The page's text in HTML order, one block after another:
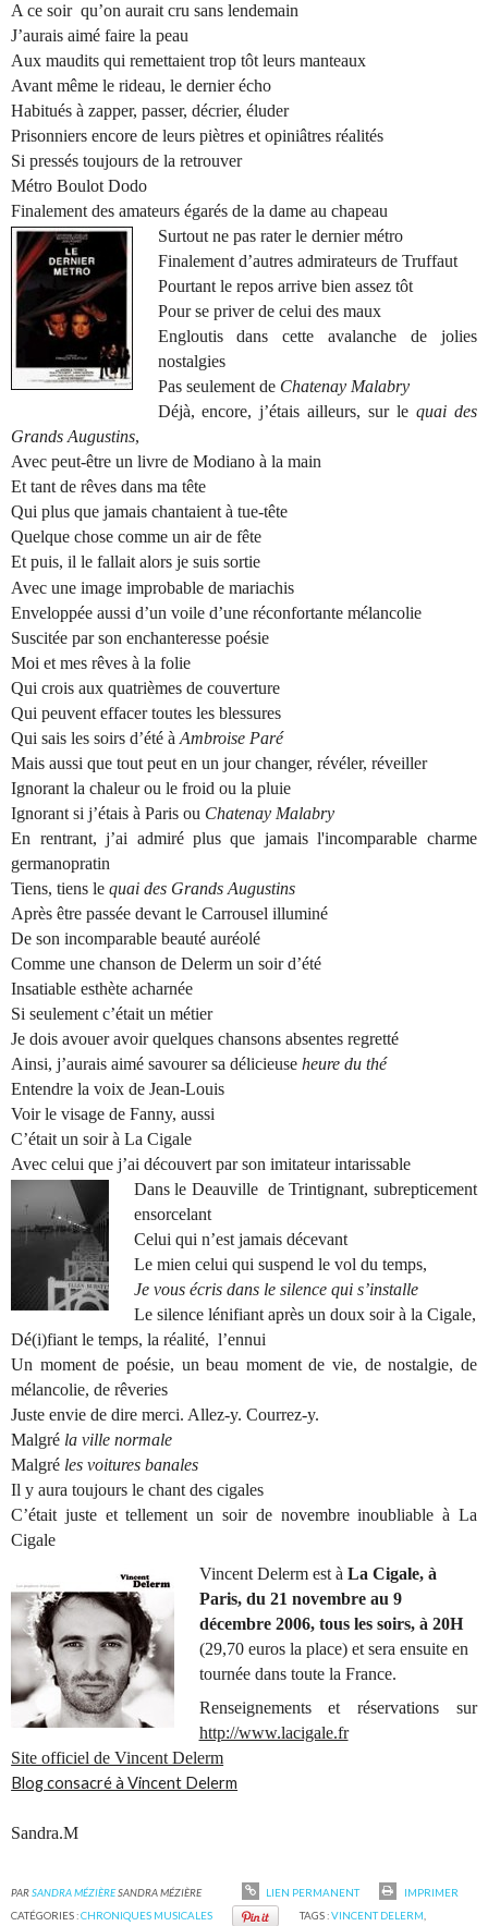
A ce soir qu’on aurait cru sans lendemain
J’aurais aimé faire la peau
Aux maudits qui remettaient trop tôt leurs manteaux
Avant même le rideau, le dernier écho
Habitués à zapper, passer, décrier, éluder
Prisonniers encore de leurs piètres et opiniâtres réalités
Si pressés toujours de la retrouver
Métro Boulot Dodo
Finalement des amateurs égarés de la dame au chapeau
Surtout ne pas rater le dernier métro
Finalement d’autres admirateurs de Truffaut
Pourtant le repos arrive bien assez tôt
Pour se priver de celui des maux
Engloutis dans cette avalanche de jolies
nostalgies
Pas seulement de Chatenay Malabry
Déjà, encore, j’étais ailleurs, sur le quai des
Grands Augustins,
Avec peut-être un livre de Modiano à la main
Et tant de rêves dans ma tête
Qui plus que jamais chantaient à tue-tête
Quelque chose comme un air de fête
Et puis, il le fallait alors je suis sortie
Avec une image improbable de mariachis
Enveloppée aussi d’un voile d’une réconfortante mélancolie
Suscitée par son enchanteresse poésie
Moi et mes rêves à la folie
Qui crois aux quatrièmes de couverture
Qui peuvent effacer toutes les blessures
Qui sais les soirs d’été àAmbroise Paré
Mais aussi que tout peut en un jour changer, révéler, réveiller
Ignorant la chaleur ou le froid ou la pluie
Ignorant si j’étais à Paris ou Chatenay Malabry
En rentrant, j’ai admiré plus que jamais l'incomparable charme
germanopratin
Tiens, tiens lequai des Grands Augustins
Après être passée devant le Carrousel illuminé
De son incomparable beauté auréolé
Comme une chanson de Delerm un soir d’été
Insatiable esthète acharnée
Si seulement c’était un métier
Je dois avouer avoir quelques chansons absentes regretté
Ainsi, j’aurais aimé savourer sa délicieuseheure du thé
Entendre la voix de Jean-Louis
Voir le visage de Fanny, aussi
C’était un soir à La Cigale
Avec celui que j’ai découvert par son imitateur intarissable
Dans le Deauville de Trintignant, subrepticement
ensorcelant
Celui qui n’est jamais décevant
Le mien celui qui suspend le vol du temps,
Je vous écris dans le silence qui s’installe
Le silence lénifiant après un doux soir à la Cigale,
Dé(i)fiant le temps, la réalité, l’ennui
Un moment de poésie, un beau moment de vie, de nostalgie, de
mélancolie, de rêveries
Juste envie de dire merci. Allez-y. Courrez-y.
Malgré la ville normale
Malgré les voitures banales
Il y aura toujours le chant des cigales
C’était juste et tellement un soir de novembre inoubliable à La
Cigale
Vincent Delerm est à La Cigale, à
Paris, du 21 novembre au 9
décembre 2006, tous les soirs, à 20H
(29,70 euros la place) et sera ensuite en
tournée dans toute la France.
Renseignements et réservations sur
http://www.lacigale.fr
Site officiel de Vincent Delerm
Blog consacré à Vincent Delerm
Sandra.M
PARSANDRA MÉZIÈRESANDRA MÉZIÈRE LIEN PERMANENT
IMPRIMER
CATÉGORIES :CHRONIQUES MUSICALES TAGS :VINCENT DELERM